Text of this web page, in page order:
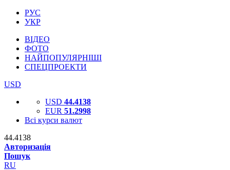
РУС
УКР
ВІДЕО
ФОТО
НАЙПОПУЛЯРНІШІ
СПЕЦПРОЕКТИ
USD
USD 44.4138
EUR 51.2998
Всі курси валют
44.4138
Авторизація
Пошук
RU